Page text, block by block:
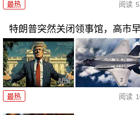
最热 阅读
特朗普突然关闭领事馆，高市
最热 阅读